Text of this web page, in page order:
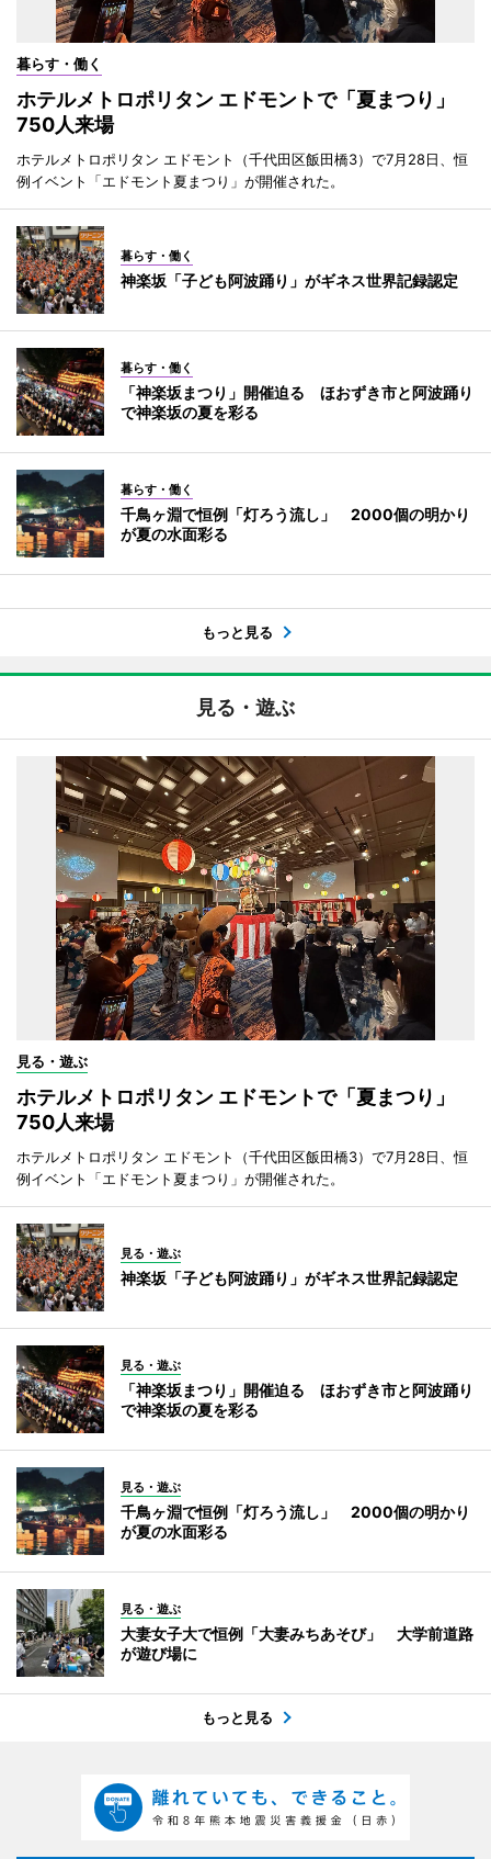
暮らす・働く
ホテルメトロポリタン エドモントで「夏まつり」
750人来場
ホテルメトロポリタン エドモント（千代田区飯田橋3）で7月28日、恒
例イベント「エドモント夏まつり」が開催された。
暮らす・働く
神楽坂「子ども阿波踊り」がギネス世界記録認定
暮らす・働く
「神楽坂まつり」開催迫る ほおずき市と阿波踊り
で神楽坂の夏を彩る
暮らす・働く
千鳥ヶ淵で恒例「灯ろう流し」 2000個の明かり
が夏の水面彩る
もっと見る
見る・遊ぶ
見る・遊ぶ
ホテルメトロポリタン エドモントで「夏まつり」
750人来場
ホテルメトロポリタン エドモント（千代田区飯田橋3）で7月28日、恒
例イベント「エドモント夏まつり」が開催された。
見る・遊ぶ
神楽坂「子ども阿波踊り」がギネス世界記録認定
見る・遊ぶ
「神楽坂まつり」開催迫る ほおずき市と阿波踊り
で神楽坂の夏を彩る
見る・遊ぶ
千鳥ヶ淵で恒例「灯ろう流し」 2000個の明かり
が夏の水面彩る
見る・遊ぶ
大妻女子大で恒例「大妻みちあそび」 大学前道路
が遊び場に
もっと見る